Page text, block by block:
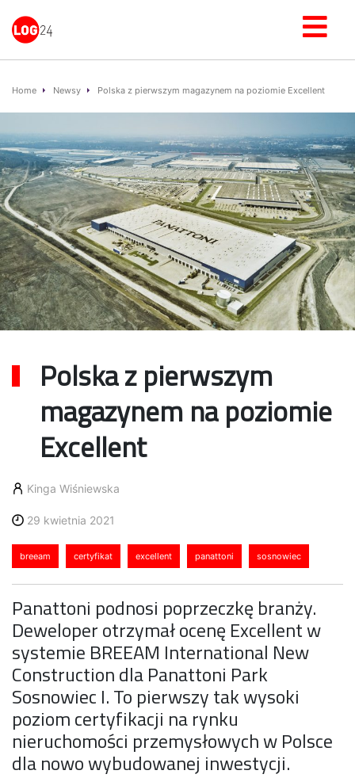
Home Newsy Polska z pierwszym magazynem na poziomie Excellent
Polska z pierwszym
magazynem na poziomie
Excellent
Kinga Wiśniewska
29 kwietnia 2021
breeam certyfikat excellent panattoni sosnowiec
Panattoni podnosi poprzeczkę branży.
Deweloper otrzymał ocenę Excellent w
systemie BREEAM International New
Construction dla Panattoni Park
Sosnowiec I. To pierwszy tak wysoki
poziom certyfikacji na rynku
nieruchomości przemysłowych w Polsce
dla nowo wybudowanej inwestycji.